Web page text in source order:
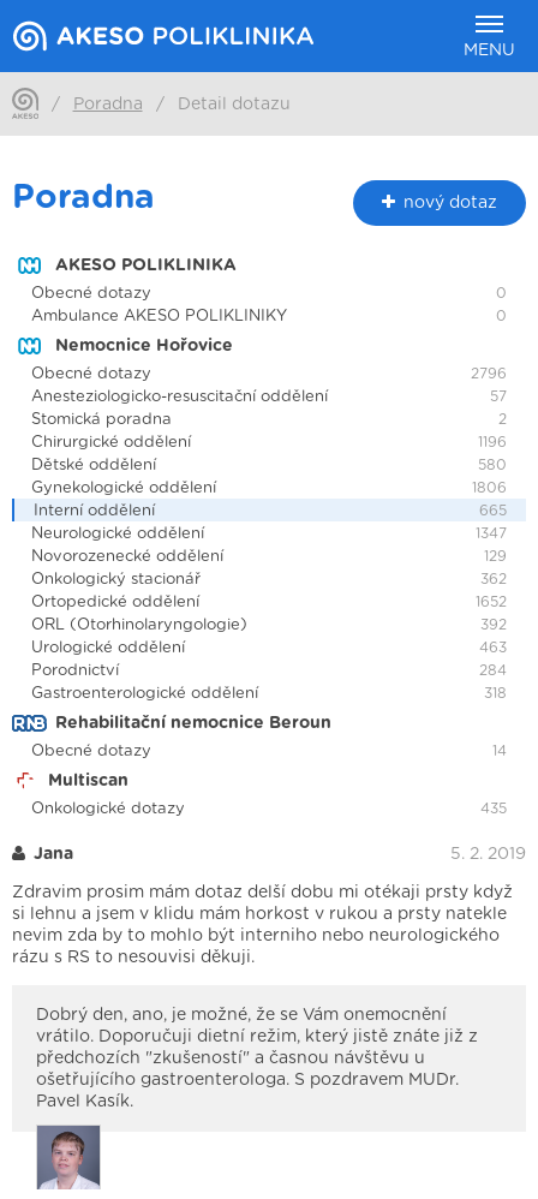
MENU
/ Poradna / Detail dotazu
Poradna nový dotaz
AKESO POLIKLINIKA
Obecné dotazy 0
Ambulance AKESO POLIKLINIKY 0
Nemocnice Hořovice
Obecné dotazy 2796
Anesteziologicko-resuscitační oddělení 57
Stomická poradna 2
Chirurgické oddělení 1196
Dětské oddělení 580
Gynekologické oddělení 1806
Interní oddělení 665
Neurologické oddělení 1347
Novorozenecké oddělení 129
Onkologický stacionář 362
Ortopedické oddělení 1652
ORL (Otorhinolaryngologie) 392
Urologické oddělení 463
Porodnictví 284
Gastroenterologické oddělení 318
Rehabilitační nemocnice Beroun
Obecné dotazy 14
Multiscan
Onkologické dotazy 435
Jana 5. 2. 2019
Zdravim prosim mám dotaz delší dobu mi otékaji prsty když
si lehnu a jsem v klidu mám horkost v rukou a prsty natekle
nevim zda by to mohlo být interniho nebo neurologického
rázu s RS to nesouvisi děkuji.
Dobrý den, ano, je možné, že se Vám onemocnění
vrátilo. Doporučuji dietní režim, který jistě znáte již z
předchozích "zkušeností" a časnou návštěvu u
ošetřujícího gastroenterologa. S pozdravem MUDr.
Pavel Kasík.